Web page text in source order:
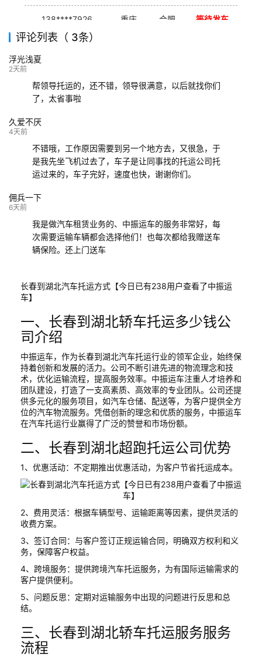
138****7926 重庆 合肥 等待发车
139****9233
评论列表（ 3条）
浮光浅夏
2天前
帮领导托运的，还不错，领导很满意，以后就找你们
了，太省事啦
久爱不厌
4天前
不错哦，工作原因需要到另一个地方去，又很急，于
是我先坐飞机过去了，车子是让同事找的托运公司托
运过来的，车子完好，速度也快，谢谢你们。
佣兵一下
6天前
我是做汽车租赁业务的、中振运车的服务非常好，每
次需要运输车辆都会选择他们！也每次都给我赠送车
辆保险。还上门送车
长春到湖北汽车托运方式【今日已有238用户查看了中振运
车】
一、长春到湖北轿车托运多少钱公
司介绍
中振运车，作为长春到湖北汽车托运行业的领军企业，始终保
持着创新和发展的活力。公司不断引进先进的物流理念和技
术，优化运输流程，提高服务效率。中振运车注重人才培养和
团队建设，打造了一支高素质、高效率的专业团队。公司还提
供多元化的服务项目，如汽车仓储、配送等，为客户提供全方
位的汽车物流服务。凭借创新的理念和优质的服务，中振运车
在汽车托运行业赢得了广泛的赞誉和市场份额。
二、长春到湖北超跑托运公司优势
1、优惠活动：不定期推出优惠活动，为客户节省托运成本。
2、费用灵活：根据车辆型号、运输距离等因素，提供灵活的
收费方案。
3、签订合同：与客户签订正规运输合同，明确双方权利和义
务，保障客户权益。
4、跨境服务：提供跨境汽车托运服务，为有国际运输需求的
客户提供便利。
5、问题反思：定期对运输服务中出现的问题进行反思和总
结。
三、长春到湖北轿车托运服务服务
流程